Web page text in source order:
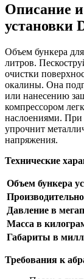
Описание
установки
Объем бункера
литров.
очистки
окалины. Она
или нанесению
компрессором
наслоениями. При
упрочнит
напряжения.
Технические
Объем бункера
Давление в
Масса в
Габариты в
Требования к